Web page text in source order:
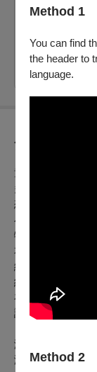
Method 1
You can find
the header to
language.
Method 2
剩：90
電腦
節目介紹
童話界神探小紅
多年的事務所，
想要搞清楚，為
小紅帽以為是小
物......
本劇融合互動推
續（SDGs）議
紅帽的解謎過程
在層層翻轉的劇
諧。
演出形式：戲劇
演出長度：約70